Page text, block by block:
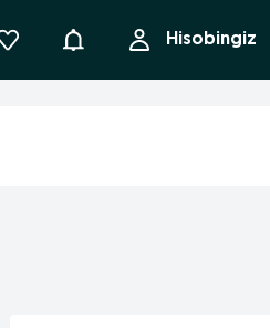
Bildirishnoma Hisobingiz